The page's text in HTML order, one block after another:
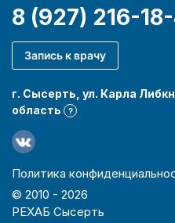
8 (927) 216-
Запись к врачу
г. Сысерть, ул. Карла
область
?
Политика
© 2010 - 2026
РЕХАБ Сысерть